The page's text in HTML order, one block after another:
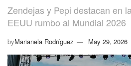
Zendejas y Pepi destacan en
EEUU rumbo al Mundial 2026
byMarianela Rodríguez May 29, 2026